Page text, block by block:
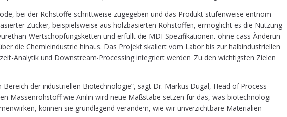
bei der Roh­stof­fe schritt­wei­se zuge­ge­ben und das Pro­dukt stu­fen­wei­se ent­nom­
Zucker, bei­spiels­wei­se aus holz­ba­sier­ten Roh­stof­fen, ermög­licht es die Nut­zung
Wert­schöp­fungs­ket­ten und erfüllt die MDI-Spe­zi­fi­ka­tio­nen, ohne dass Ände­run­
die Che­mie­in­dus­trie hin­aus. Das Pro­jekt ska­liert vom Labor bis zur halb­in­dus­tri­el­len
Ana­ly­tik und Down­stream-Pro­ces­sing inte­griert wer­den. Zu den wich­tigs­ten Zie­len
der indus­tri­el­len Bio­tech­no­lo­gie”, sagt Dr. Mar­kus Dugal, Head of Pro­cess
Mas­sen­roh­stoff wie Ani­lin wird neue Maß­stä­be set­zen für das, was bio­tech­no­lo­gi­
kön­nen sie grund­le­gend ver­än­dern, wie wir unver­zicht­ba­re Mate­ria­li­en